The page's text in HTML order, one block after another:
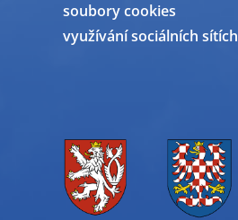
soubory cookies
využívání sociálních sítích